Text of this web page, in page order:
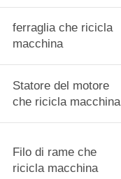
ferraglia che ricicla
macchina
Statore del motore
che ricicla macchina
Filo di rame che
ricicla macchina